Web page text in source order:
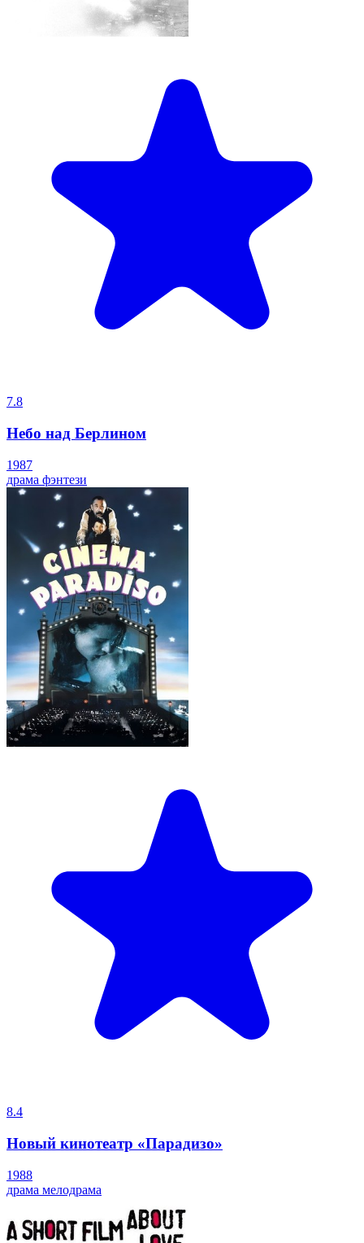
7.8
Небо над Берлином
1987
драма фэнтези
8.4
Новый кинотеатр «Парадизо»
1988
драма мелодрама